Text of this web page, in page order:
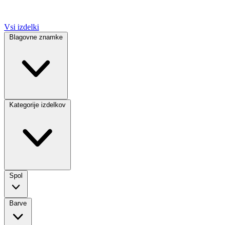
Vsi izdelki
Blagovne znamke
Kategorije izdelkov
Spol
Barve